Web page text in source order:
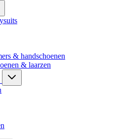
& handschoenen
& laarzen